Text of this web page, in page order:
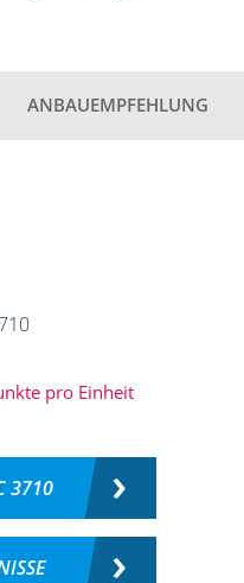
ANBAUEMPFEHLUNG
pro Einheit
3710